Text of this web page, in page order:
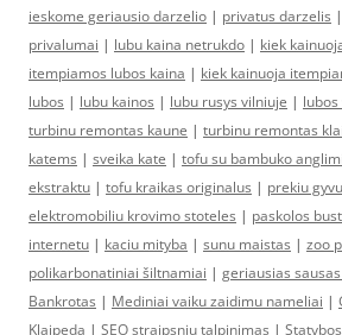
ieskome geriausio darzelio | privatus darzelis |
privalumai | lubu kaina netrukdo | kiek
itempiamos lubos kaina | kiek kainuoja
lubos | lubu kainos | lubu rusys vilniuje |
turbinu remontas kaune | turbinu remontas
katems | sveika kate | tofu su bambuko anglimi
ekstraktu | tofu kraikas originalus | prekiu
elektromobiliu krovimo stoteles | paskolos
internetu | kaciu mityba | sunu maistas | zoo
polikarbonatiniai šiltnamiai | geriausias
Bankrotas | Mediniai vaiku zaidimu nameliai |
Klaipeda | SEO straipsniu talpinimas |